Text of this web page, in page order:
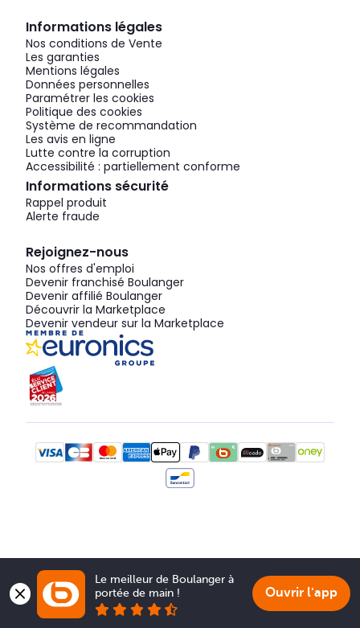
Informations légales
Nos conditions de Vente
Les garanties
Mentions légales
Données personnelles
Paramétrer les cookies
Politique des cookies
Système de recommandation
Les avis en ligne
Lutte contre la corruption
Accessibilité : partiellement conforme
Informations sécurité
Rappel produit
Alerte fraude
Rejoignez-nous
Nos offres d'emploi
Devenir franchisé Boulanger
Devenir affilié Boulanger
Découvrir la Marketplace
Devenir vendeur sur la Marketplace
Le meilleur de Boulanger à
portée de main !
Ouvrir l'app